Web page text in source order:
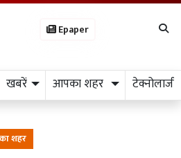
Epaper
खबरें आपका शहर टेक्नोलाजी
शहर